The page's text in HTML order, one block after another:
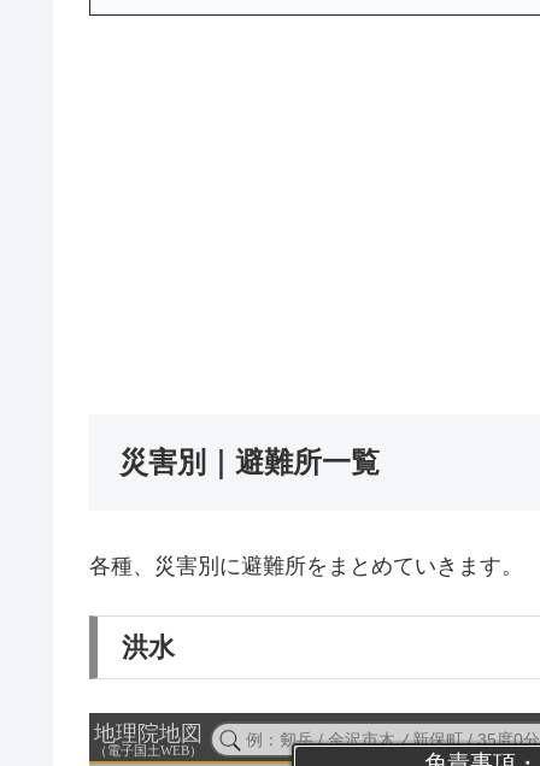
災害別｜避難所一覧
各種、災害別に避難所をまとめていきます。
洪水